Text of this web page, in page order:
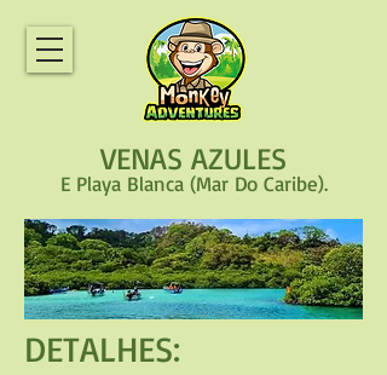
VENAS AZULES
E Playa Blanca (Mar Do Caribe).
DETALHES: